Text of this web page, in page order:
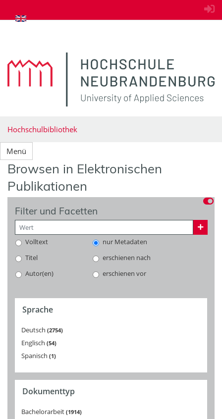
zum Inhalt springen
Hochschulbibliothek
Menü
Browsen in Elektronischen
Publikationen
Filter und Facetten
Volltext
nur Metadaten
Titel
erschienen nach
Autor(en)
erschienen vor
Sprache
Deutsch 2754
Englisch 54
Spanisch 1
Dokumenttyp
Bachelorarbeit 1914